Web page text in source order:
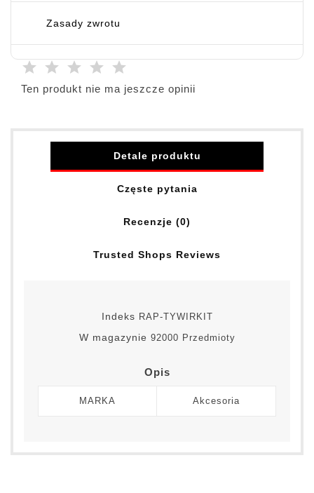
Zasady zwrotu
Ten produkt nie ma jeszcze opinii
Detale produktu
Częste pytania
Recenzje (0)
Trusted Shops Reviews
Indeks RAP-TYWIRKIT
W magazynie 92000 Przedmioty
Opis
MARKA Akcesoria